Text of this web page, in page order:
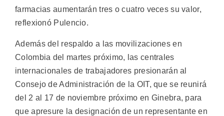
farmacias aumentarán tres o cuatro veces su valor,
reflexionó Pulencio.
Además del respaldo a las movilizaciones en
Colombia del martes próximo, las centrales
internacionales de trabajadores presionarán al
Consejo de Administración de la OIT, que se reunirá
del 2 al 17 de noviembre próximo en Ginebra, para
que apresure la designación de un representante en